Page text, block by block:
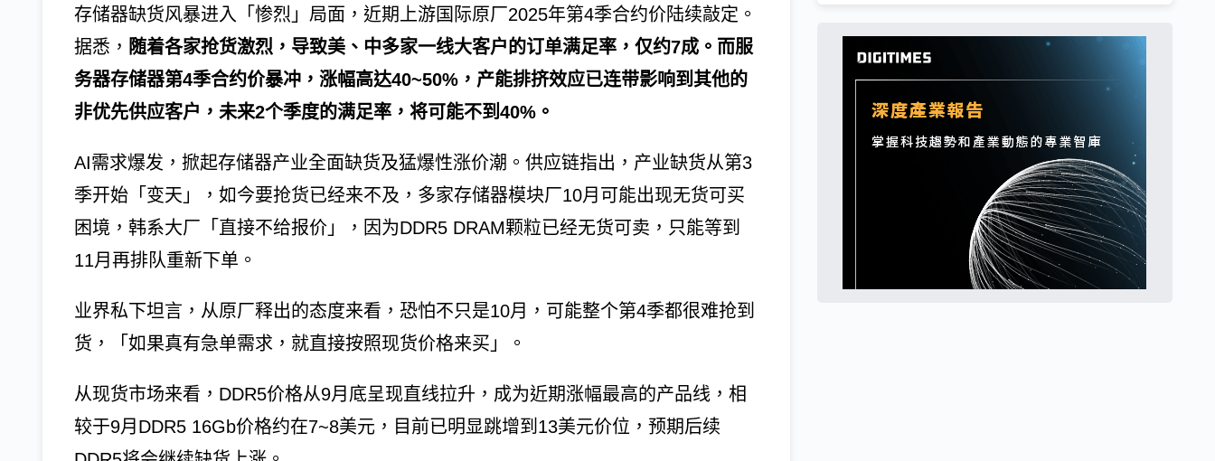
存储器缺货风暴进入「惨烈」局面，近期上游国际原厂2025年第4季合约价陆续敲定。
据悉， 随着各家抢货激烈，导致美、中多家一线大客户的订单满足率，仅约7成。而服
务器存储器第4季合约价暴冲，涨幅高达40~50%，产能排挤效应已连带影响到其他的
非优先供应客户，未来2个季度的满足率，将可能不到40%。
AI需求爆发，掀起存储器产业全面缺货及猛爆性涨价潮。供应链指出，产业缺货从第3
季开始「变天」，如今要抢货已经来不及，多家存储器模块厂10月可能出现无货可买
困境，韩系大厂「直接不给报价」，因为DDR5 DRAM颗粒已经无货可卖，只能等到
11月再排队重新下单。
业界私下坦言，从原厂释出的态度来看，恐怕不只是10月，可能整个第4季都很难抢到
货，「如果真有急单需求，就直接按照现货价格来买」。
从现货市场来看，DDR5价格从9月底呈现直线拉升，成为近期涨幅最高的产品线，相
较于9月DDR5 16Gb价格约在7~8美元，目前已明显跳增到13美元价位，预期后续